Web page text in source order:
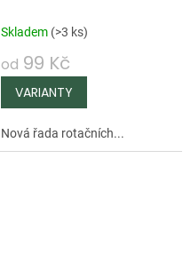
Skladem (>3 ks)
od 99 Kč
Nová řada rotačních...